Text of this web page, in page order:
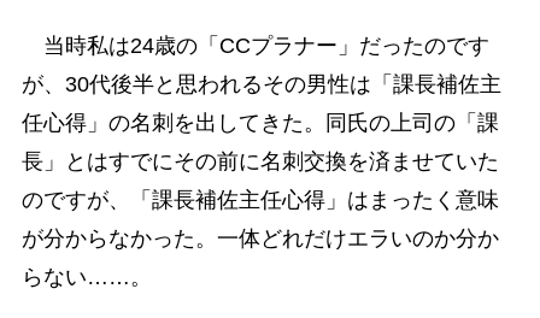
当時私は24歳の「CCプラナー」だったのです
が、30代後半と思われるその男性は「課長補佐主
任心得」の名刺を出してきた。同氏の上司の「課
長」とはすでにその前に名刺交換を済ませていた
のですが、「課長補佐主任心得」はまったく意味
が分からなかった。一体どれだけエラいのか分か
らない……。